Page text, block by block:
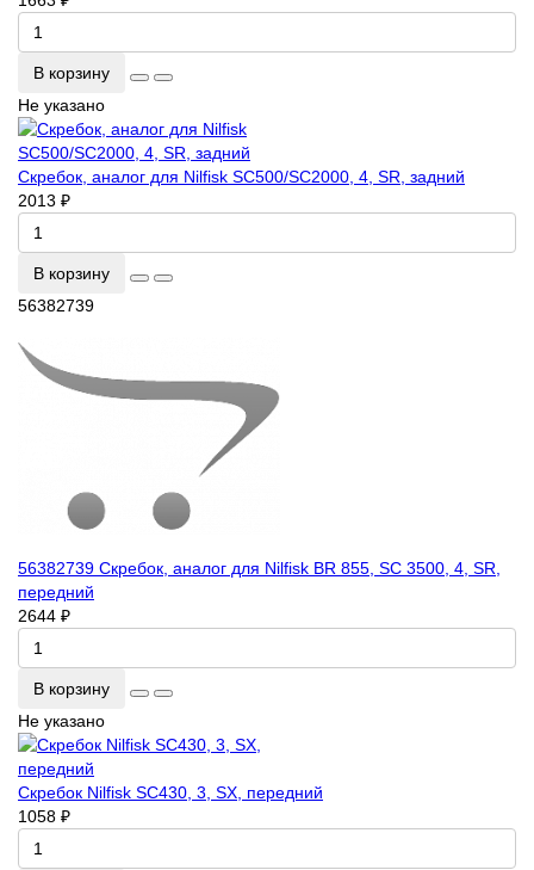
В корзину
Не указано
Скребок, аналог для Nilfisk SC500/SC2000, 4, SR, задний
2013 ₽
В корзину
56382739
56382739 Скребок, аналог для Nilfisk BR 855, SC 3500, 4, SR,
передний
2644 ₽
В корзину
Не указано
Скребок Nilfisk SC430, 3, SX, передний
1058 ₽